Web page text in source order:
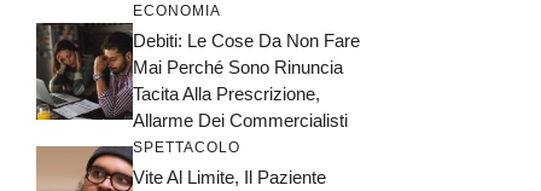
ECONOMIA
Debiti: Le Cose Da Non Fare
Mai Perché Sono Rinuncia
Tacita Alla Prescrizione,
Allarme Dei Commercialisti
SPETTACOLO
Vite Al Limite, Il Paziente